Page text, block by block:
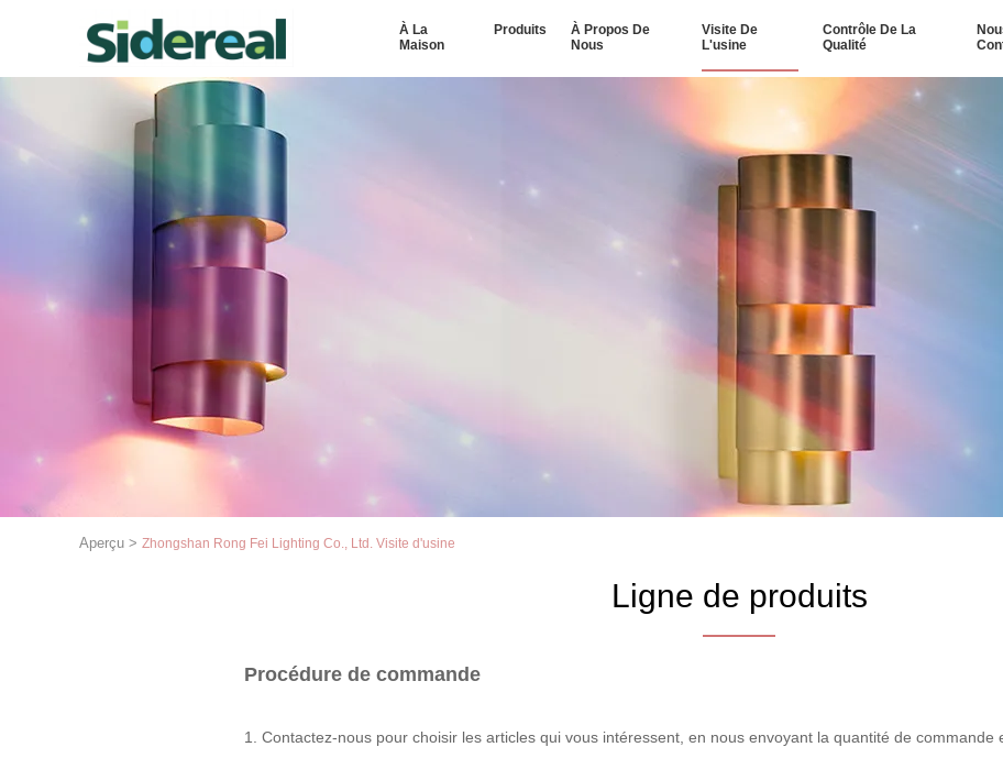
À La
Maison
Produits
À Propos De
Nous
Visite De
L'usine
Contrôle De La
Qualité
Aperçu > Zhongshan Rong Fei Lighting Co., Ltd. Visite d'usine
Ligne de produits
Procédure de commande
1. Contactez-nous pour choisir les articles qui vous intéressent, en nous envoyant la quantité de commande